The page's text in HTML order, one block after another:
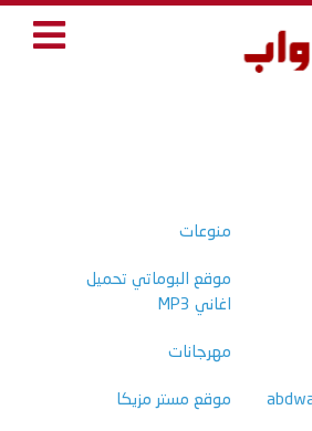
منوعات
موقع البوماتي تحميل
اغاني MP3
مهرجانات
موقع مستر مزيكا